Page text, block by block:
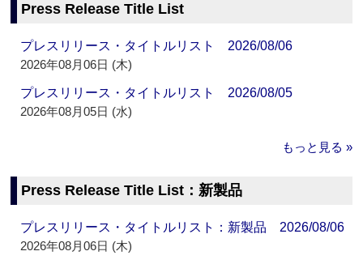
Press Release Title List
プレスリリース・タイトルリスト 2026/08/06
2026年08月06日 (木)
プレスリリース・タイトルリスト 2026/08/05
2026年08月05日 (水)
もっと見る »
Press Release Title List：新製品
プレスリリース・タイトルリスト：新製品 2026/08/06
2026年08月06日 (木)